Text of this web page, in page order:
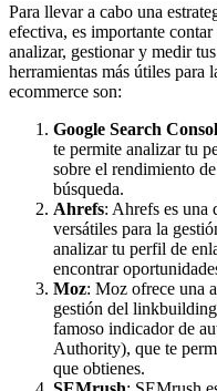
Para llevar a cabo una
efectiva, es importante
analizar, gestionar y medir
herramientas más útiles
ecommerce son:
Google Search
te permite analizar tu
sobre el rendimiento
búsqueda.
Ahrefs: Ahrefs es una
versátiles para la
analizar tu perfil de
encontrar
Moz: Moz ofrece una
gestión del
famoso indicador de
Authority), que te
que obtienes.